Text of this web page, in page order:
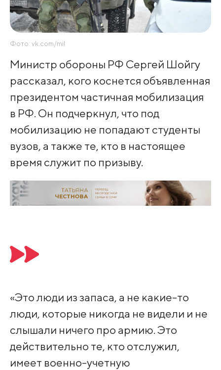
Фото: vk.com/mil
Министр обороны РФ Сергей Шойгу
рассказал, кого коснется объявленная
президентом частичная мобилизация
в РФ. Он подчеркнул, что под
мобилизацию не попадают студенты
вузов, а также те, кто в настоящее
время служит по призыву.
«Это люди из запаса, а не какие-то
люди, которые никогда не видели и не
слышали ничего про армию. Это
действительно те, кто отслужил,
имеет военно-учетную